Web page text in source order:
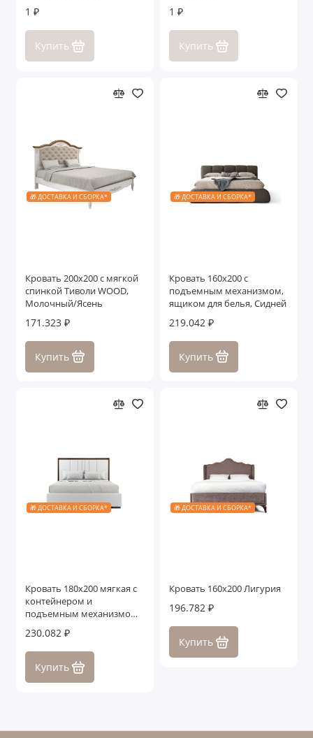
1 ₽
Купить
1 ₽
Купить
🎁 ДОСТАВКА И СБОРКА*
Кровать 200x200 с мягкой
спинкой Тиволи WOOD,
Молочный/Ясень
171.323 ₽
Купить
🎁 ДОСТАВКА И СБОРКА*
Кровать 160x200 с
подъемным механизмом,
ящиком для белья, Сидней
219.042 ₽
Купить
🎁 ДОСТАВКА И СБОРКА*
Кровать 180x200 мягкая c
контейнером и
подъемным механизмом
230.082 ₽
Купить
🎁 ДОСТАВКА И СБОРКА*
Кровать 160x200 Лигурия
196.782 ₽
Купить